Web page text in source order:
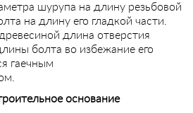
шурупа на длину резьбовой
на длину его гладкой части.
длина отверстия
болта во избежание его
гаечным
основание